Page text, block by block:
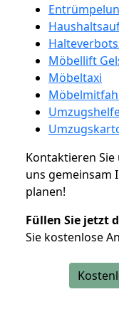
Möbellift
Möbeltaxi
Kontaktieren Sie
uns gemeinsam
planen!
Füllen Sie jetzt
Sie kostenlose